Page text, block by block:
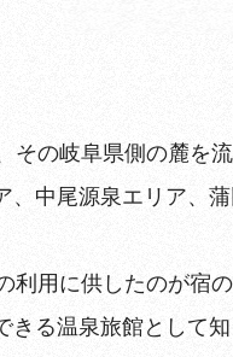
その岐阜県側の麓を
、中尾源泉エリア、蒲
利用に供したのが宿
きる温泉旅館として知